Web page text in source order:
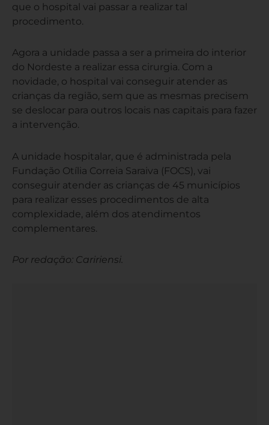
que o hospital vai passar a realizar tal
procedimento.
Agora a unidade passa a ser a primeira do interior
do Nordeste a realizar essa cirurgia. Com a
novidade, o hospital vai conseguir atender as
crianças da região, sem que as mesmas precisem
se deslocar para outros locais nas capitais para fazer
a intervenção.
A unidade hospitalar, que é administrada pela
Fundação Otília Correia Saraiva (FOCS), vai
conseguir atender as crianças de 45 municípios
para realizar esses procedimentos de alta
complexidade, além dos atendimentos
complementares.
Por redação: Caririensi.